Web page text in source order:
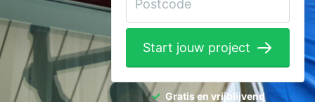
Elektricien
Gevelwerken
Glas
Start jouw project
Gratis en vrijblijvend